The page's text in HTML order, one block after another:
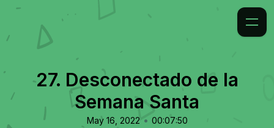
27. Desconectado de la
Semana Santa
May 16, 2022 • 00:07:50